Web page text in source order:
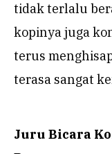
tidak terlalu
kopinya juga
terus
terasa sangat
Juru Bicara